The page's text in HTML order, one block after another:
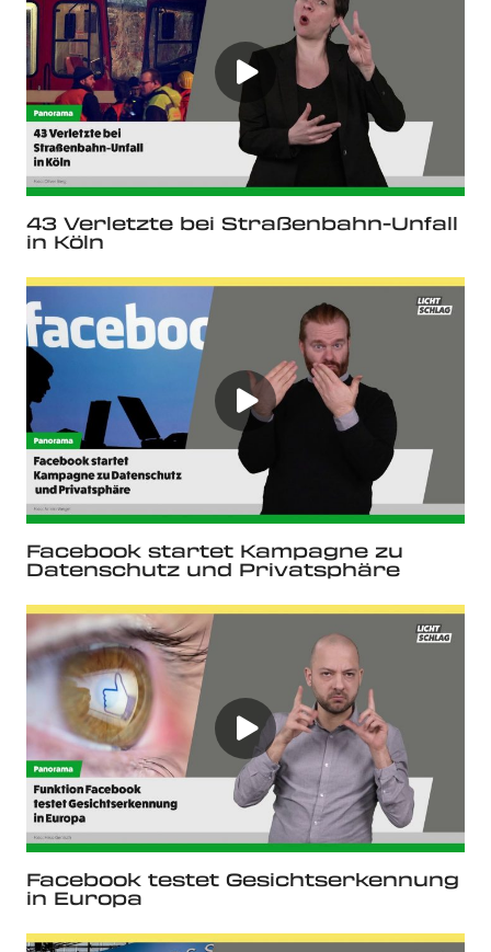
43 Verletzte bei Straßenbahn-Unfall
in Köln
Facebook startet Kampagne zu
Datenschutz und Privatsphäre
Facebook testet Gesichtserkennung
in Europa